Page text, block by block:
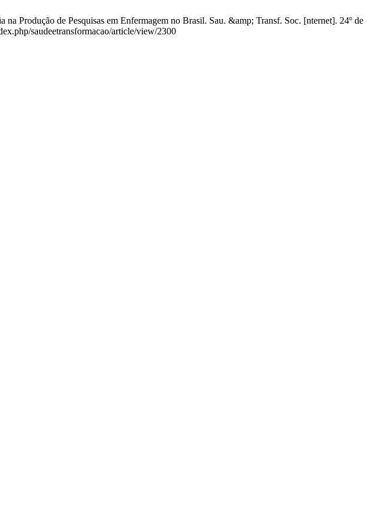
Produção de Pesquisas em Enfermagem no Brasil. Sau. &amp; Transf. Soc. [nternet]. 24º de
saudeetransformacao/article/view/2300